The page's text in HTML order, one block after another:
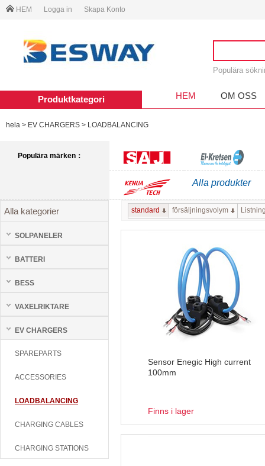
HEM Logga in Skapa Konto
Populära
Produktkategori HEM OM OSS
hela > EV CHARGERS > LOADBALANCING
Populära märken：
SAJ El-kretsen
KEHUA TECH
Alla produkter
Alla kategorier
SOLPANELER
BATTERI
BESS
VAXELRIKTARE
EV CHARGERS
SPAREPARTS
ACCESSORIES
LOADBALANCING
CHARGING CABLES
CHARGING STATIONS
standard försäljningsvolym
Sensor Enegic High current
100mm
Finns i lager